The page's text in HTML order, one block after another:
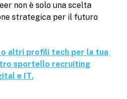
non è solo una scelta
strategica per il futuro
o altri profili tech per la tua
sportello recruiting
e IT.